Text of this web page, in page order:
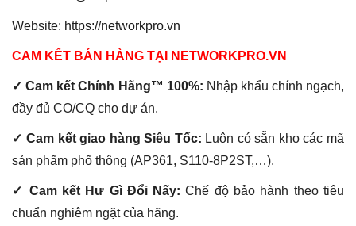
Website: https://networkpro.vn
CAM KẾT BÁN HÀNG TẠI NETWORKPRO.VN
✓ Cam kết Chính Hãng™ 100%: Nhập khẩu chính ngạch,
đầy đủ CO/CQ cho dự án.
✓ Cam kết giao hàng Siêu Tốc: Luôn có sẵn kho các mã
sản phẩm phổ thông (AP361, S110-8P2ST,…).
✓ Cam kết Hư Gì Đổi Nấy: Chế độ bảo hành theo tiêu
chuẩn nghiêm ngặt của hãng.